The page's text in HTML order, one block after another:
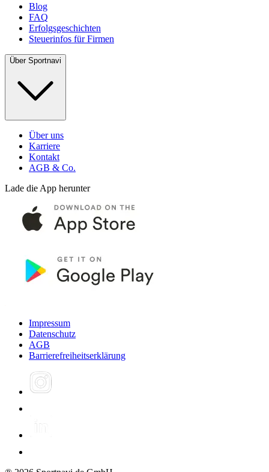
Blog
FAQ
Erfolgsgeschichten
Steuerinfos für Firmen
Über Sportnavi
Über uns
Karriere
Kontakt
AGB & Co.
Lade die App herunter
Impressum
Datenschutz
AGB
Barrierefreiheitserklärung